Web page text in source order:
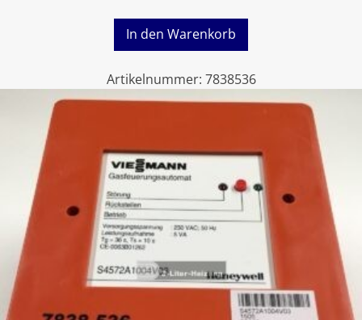
In den Warenkorb
Artikelnummer: 7838536